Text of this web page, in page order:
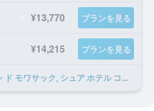
¥13,770 プランを見る
¥14,215 プランを見る
​その他17​件のル ムーラン ド モワサック, シュア ホテル コレクション バイ ベストウェスタンのオファー